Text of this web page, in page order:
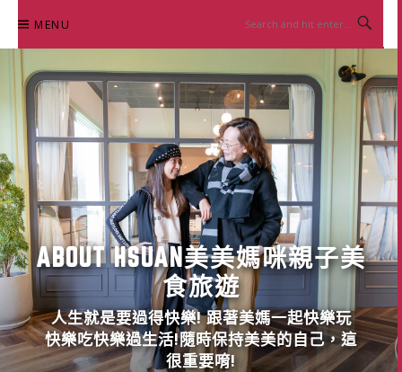
content
MENU
ABOUT HSUAN美美媽咪親子美
食旅遊
人生就是要過得快樂! 跟著美媽一起快樂玩
快樂吃快樂過生活!隨時保持美美的自己，這
很重要唷!